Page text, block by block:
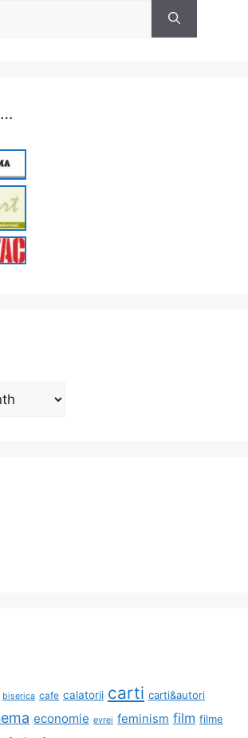
biserica cafe calatorii carti carti&autori
economie evrei feminism film filme